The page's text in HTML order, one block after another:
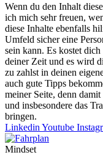
Wenn du den Inhalt
ich mich sehr freuen,
diese Inhalte ebenfalls
Umfeld sicher eine
sein kann. Es kostet
deiner Zeit und es wird
zu zahlst in deinen
auch gute Tipps
meiner Seite, denn
und insbesondere das
bringen.
Linkedin Youtube
Mindset